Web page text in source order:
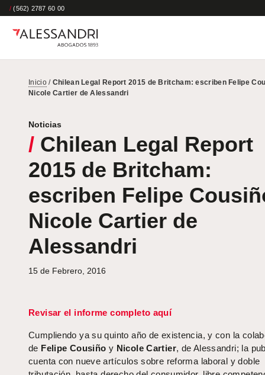
/ (562) 2787 60 00
Inicio/ Chilean Legal Report 2015 de Britcham: escriben Felipe
Nicole Cartier de Alessandri
Noticias
/ Chilean Legal Report
2015 de Britcham:
escriben Felipe
Nicole Cartier de
Alessandri
15 de Febrero, 2016
Revisar el informe completo aquí
Cumpliendo ya su quinto año de existencia, y con la
de Felipe Cousiño y Nicole Cartier, de Alessandri; la
cuenta con nueve artículos sobre reforma laboral y doble